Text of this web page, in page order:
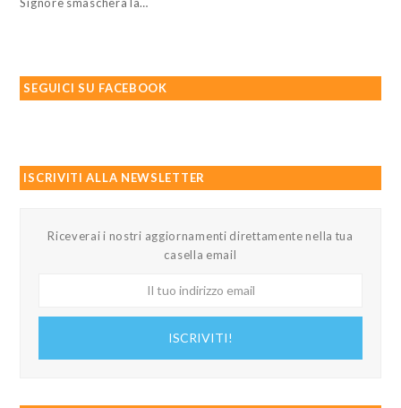
SEGUICI SU FACEBOOK
ISCRIVITI ALLA NEWSLETTER
Riceverai i nostri aggiornamenti direttamente nella tua
casella email
ISCRIVITI!